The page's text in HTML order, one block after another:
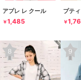
アプレ レ クール
￥1,485
プテ
￥